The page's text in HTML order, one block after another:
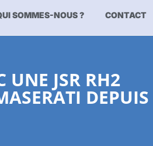
SOMMES-NOUS ? CONTACT
UNE JSR RH2
DEPUIS